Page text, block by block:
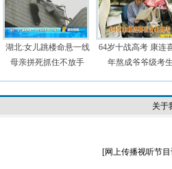
湖北:女儿跳楼命悬一线
母亲拼死抓住不放手
64岁十战高考 康连
年熬成爷爷级考生
关于
[网上传播视听节目